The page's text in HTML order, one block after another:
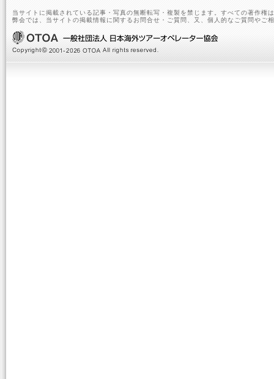
当サイトに掲載されている記事・写真の無断転写・複製を禁じます。すべての著作権
弊会では、当サイトの掲載情報に関するお問合せ・ご質問、又、個人的なご質問やご